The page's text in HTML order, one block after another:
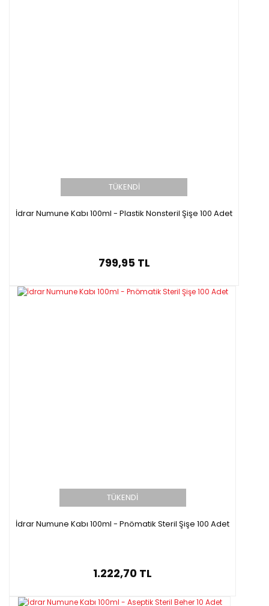
TÜKENDİ
İdrar Numune Kabı 100ml - Plastik Nonsteril Şişe 100 Adet
799,95 TL
TÜKENDİ
İdrar Numune Kabı 100ml - Pnömatik Steril Şişe 100 Adet
1.222,70 TL